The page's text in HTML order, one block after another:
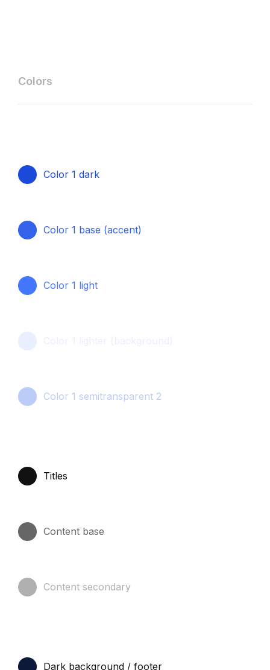
Colors
Color 1 dark
Color 1 base (accent)
Color 1 light
Color 1 semitransparent 2
Titles
Content base
Content secondary
Dark background / footer